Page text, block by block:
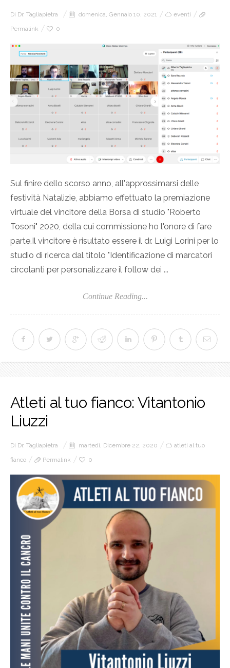
Di Dr. Tagliapietra domenica, Gennaio 10, 2021
eventi
Permalink
0
Sul finire dello scorso anno, all'approssimarsi delle
festività Natalizie, abbiamo effettuato la premiazione
virtuale del vincitore della Borsa di studio "Roberto
Tosoni" 2020, della cui commissione ho l'onore di fare
parte.Il vincitore è risultato essere il dr. Luigi Lorini per lo
studio di ricerca dal titolo "Identificazione di marcatori
circolanti per personalizzare il follow dei ...
Continue Reading...
Atleti al tuo fianco: Vitantonio
Liuzzi
Di Dr. Tagliapietra martedì, Dicembre 22, 2020
atleti al tuo
fianco
Permalink 0